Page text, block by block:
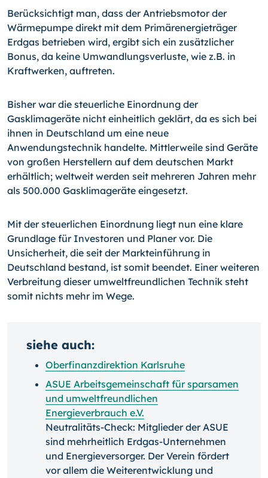
Berücksichtigt man, dass der Antriebsmotor der
Wärmepumpe direkt mit dem Primärenergieträger
Erdgas betrieben wird, ergibt sich ein zusätzlicher
Bonus, da keine Umwandlungsverluste, wie z.B. in
Kraftwerken, auftreten.
Bisher war die steuerliche Einordnung der
Gasklimageräte nicht einheitlich geklärt, da es sich bei
ihnen in Deutschland um eine neue
Anwendungstechnik handelte. Mittlerweile sind Geräte
von großen Herstellern auf dem deutschen Markt
erhältlich; weltweit werden seit mehreren Jahren mehr
als 500.000 Gasklimageräte eingesetzt.
Mit der steuerlichen Einordnung liegt nun eine klare
Grundlage für Investoren und Planer vor. Die
Unsicherheit, die seit der Markteinführung in
Deutschland bestand, ist somit beendet. Einer weiteren
Verbreitung dieser umweltfreundlichen Technik steht
somit nichts mehr im Wege.
siehe auch:
Oberfinanzdirektion Karlsruhe
ASUE Arbeitsgemeinschaft für sparsamen
und umweltfreundlichen
Energieverbrauch e.V.
Neutralitäts-Check: Mitglieder der ASUE
sind mehrheitlich Erdgas-Unternehmen
und Energieversorger. Der Verein fördert
vor allem die Weiterentwicklung und